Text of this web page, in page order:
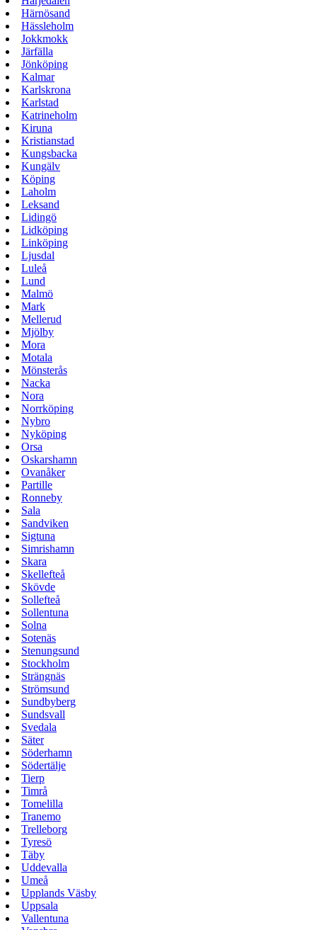
Härnösand
Hässleholm
Jokkmokk
Järfälla
Jönköping
Kalmar
Karlskrona
Karlstad
Katrineholm
Kiruna
Kristianstad
Kungsbacka
Kungälv
Köping
Laholm
Leksand
Lidingö
Lidköping
Linköping
Ljusdal
Luleå
Lund
Malmö
Mark
Mellerud
Mjölby
Mora
Motala
Mönsterås
Nacka
Nora
Norrköping
Nybro
Nyköping
Orsa
Oskarshamn
Ovanåker
Partille
Ronneby
Sala
Sandviken
Sigtuna
Simrishamn
Skara
Skellefteå
Skövde
Sollefteå
Sollentuna
Solna
Sotenäs
Stenungsund
Stockholm
Strängnäs
Strömsund
Sundbyberg
Sundsvall
Svedala
Säter
Söderhamn
Södertälje
Tierp
Timrå
Tomelilla
Tranemo
Trelleborg
Tyresö
Täby
Uddevalla
Umeå
Upplands Väsby
Uppsala
Vallentuna